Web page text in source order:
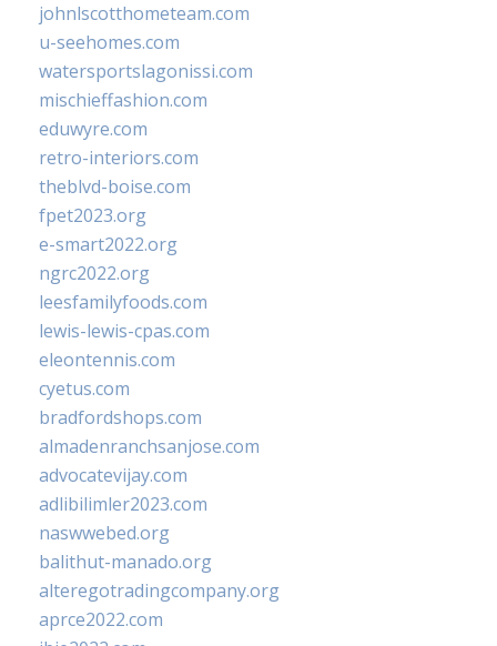
johnlscotthometeam.com
u-seehomes.com
watersportslagonissi.com
mischieffashion.com
eduwyre.com
retro-interiors.com
theblvd-boise.com
fpet2023.org
e-smart2022.org
ngrc2022.org
leesfamilyfoods.com
lewis-lewis-cpas.com
eleontennis.com
cyetus.com
bradfordshops.com
almadenranchsanjose.com
advocatevijay.com
adlibilimler2023.com
naswwebed.org
balithut-manado.org
alteregotradingcompany.org
aprce2022.com